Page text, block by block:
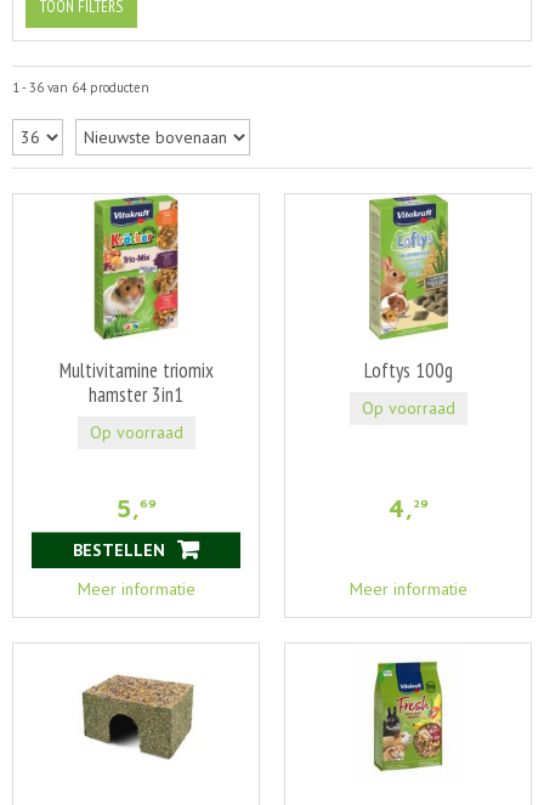
TOON FILTERS
1 - 36 van 64 producten
Multivitamine triomix
hamster 3in1
5,69
Meer informatie
BESTELLEN
Op voorraad
Loftys 100g
4,29
Meer informatie
Op voorraad